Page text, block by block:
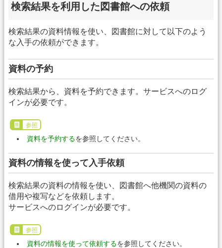
検索結果を利用した図書館への依頼
検索結果の資料情報を使い、図書館に対して以下のよう
な入手の依頼ができます。
資料の予約
検索結果から、資料を予約できます。サービスへのログ
インが必要です。
参照
資料を予約するを参照してください。
資料の情報を使って入手依頼
検索結果の資料の情報を使い、図書館へ他機関の資料の
借用や複写などを依頼します。
サービスへのログインが必要です。
参照
資料の情報を使って依頼するを参照してください。